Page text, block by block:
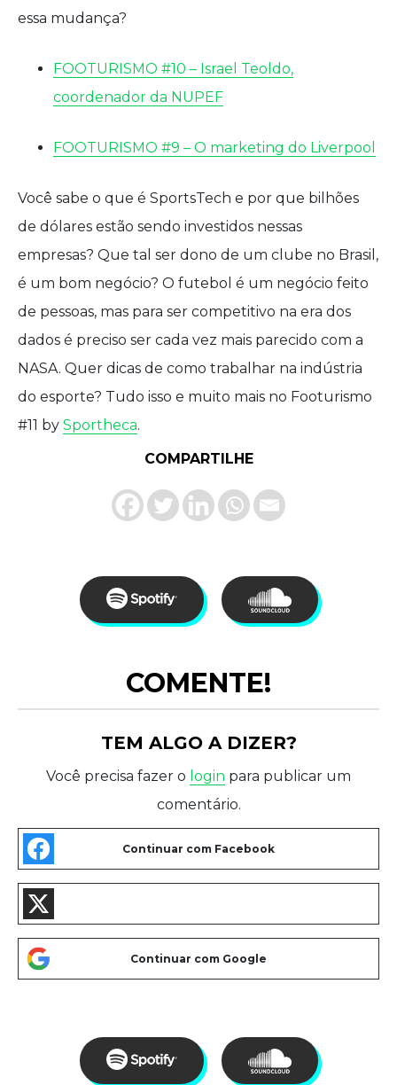
essa mudança?
FOOTURISMO #10 – Israel Teoldo,
coordenador da NUPEF
FOOTURISMO #9 – O marketing do Liverpool
Você sabe o que é SportsTech e por que bilhões
de dólares estão sendo investidos nessas
empresas? Que tal ser dono de um clube no Brasil,
é um bom negócio? O futebol é um negócio feito
de pessoas, mas para ser competitivo na era dos
dados é preciso ser cada vez mais parecido com a
NASA. Quer dicas de como trabalhar na indústria
do esporte? Tudo isso e muito mais no Footurismo
#11 by Sportheca.
COMPARTILHE
COMENTE!
TEM ALGO A DIZER?
Você precisa fazer o login para publicar um
comentário.